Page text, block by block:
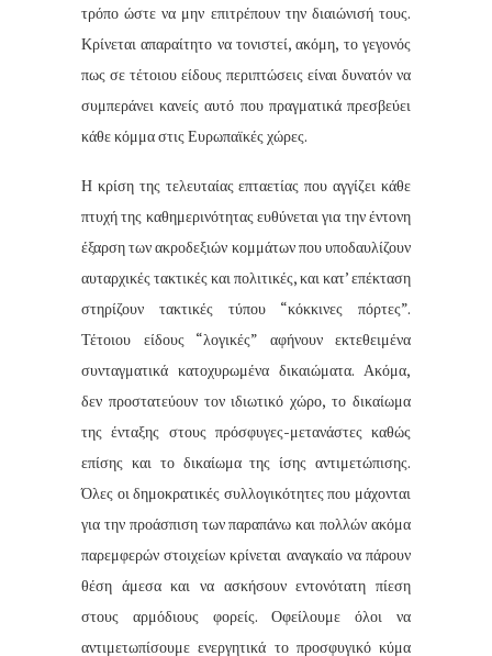
τρόπο ώστε να μην επιτρέπουν την διαιώνισή τους.
Κρίνεται απαραίτητο να τονιστεί, ακόμη, το γεγονός
πως σε τέτοιου είδους περιπτώσεις είναι δυνατόν να
συμπεράνει κανείς αυτό που πραγματικά πρεσβεύει
κάθε κόμμα στις Ευρωπαϊκές χώρες.
Η κρίση της τελευταίας επταετίας που αγγίζει κάθε
πτυχή της καθημερινότητας ευθύνεται για την έντονη
έξαρση των ακροδεξιών κομμάτων που υποδαυλίζουν
αυταρχικές τακτικές και πολιτικές, και κατ’ επέκταση
στηρίζουν τακτικές τύπου “κόκκινες πόρτες”.
Τέτοιου είδους “λογικές” αφήνουν εκτεθειμένα
συνταγματικά κατοχυρωμένα δικαιώματα. Ακόμα,
δεν προστατεύουν τον ιδιωτικό χώρο, το δικαίωμα
της ένταξης στους πρόσφυγες-μετανάστες καθώς
επίσης και το δικαίωμα της ίσης αντιμετώπισης.
Όλες οι δημοκρατικές συλλογικότητες που μάχονται
για την προάσπιση των παραπάνω και πολλών ακόμα
παρεμφερών στοιχείων κρίνεται αναγκαίο να πάρουν
θέση άμεσα και να ασκήσουν εντονότατη πίεση
στους αρμόδιους φορείς. Οφείλουμε όλοι να
αντιμετωπίσουμε ενεργητικά το προσφυγικό κύμα